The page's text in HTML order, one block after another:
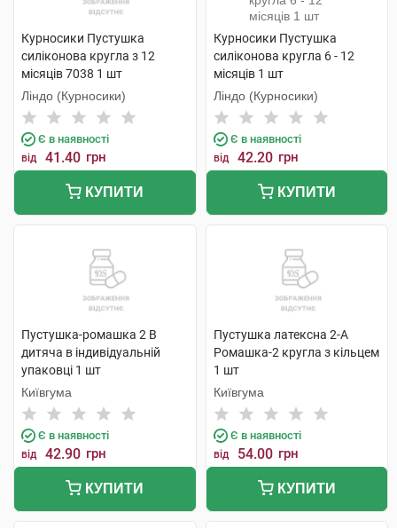
Курносики Пустушка
силіконова кругла з 12
місяців 7038 1 шт
Ліндо (Курносики)
Є в наявності
від 41.40 грн
КУПИТИ
Курносики Пустушка
силіконова кругла 6 - 12
місяців 1 шт
Ліндо (Курносики)
Є в наявності
від 42.20 грн
КУПИТИ
Пустушка-ромашка 2 В
дитяча в індивідуальній
упаковці 1 шт
Київгума
Є в наявності
від 42.90 грн
КУПИТИ
Пустушка латексна 2-А
Ромашка-2 кругла з кільцем
1 шт
Київгума
Є в наявності
від 54.00 грн
КУПИТИ